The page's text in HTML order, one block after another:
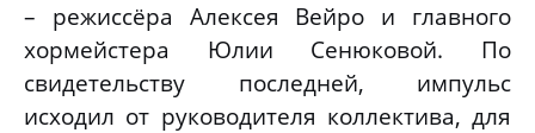
– режиссёра Алексея Вейро и главного
хормейстера Юлии Сенюковой. По
свидетельству последней, импульс
исходил от руководителя коллектива, для